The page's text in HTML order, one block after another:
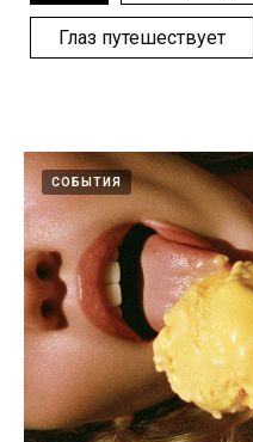
Глаз путешествует
СОБЫТИЯ